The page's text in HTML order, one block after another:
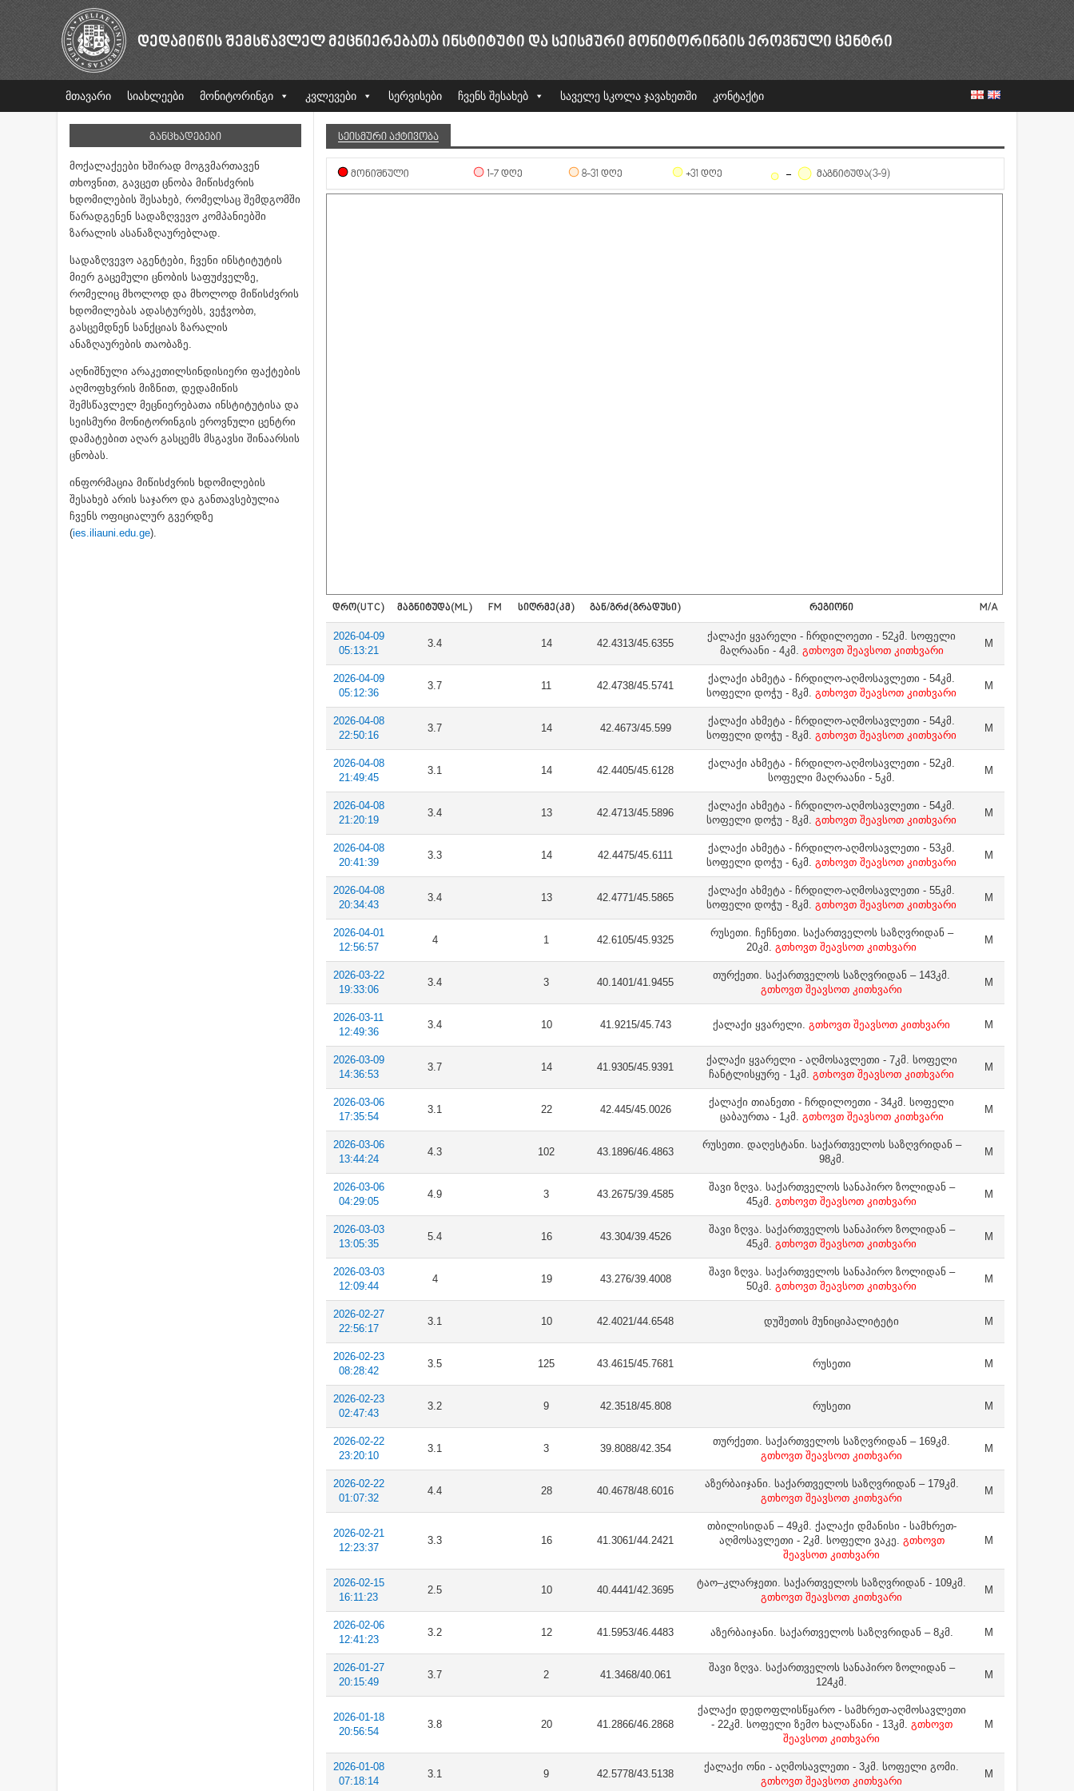
ᲓᲔᲓᲐᲛᲘᲬᲘᲡ ᲨᲔᲛᲡᲬᲐᲕᲚᲔᲚ ᲛᲔᲪᲜᲘᲔᲠᲔᲑᲐᲗᲐ ᲘᲜᲡᲢᲘᲢᲣᲢᲘ ᲓᲐ ᲡᲔᲘᲡᲛᲣᲠᲘ ᲛᲝᲜᲘᲢᲝᲠᲘᲜᲒᲘᲡ ᲔᲠᲝᲕᲜᲣᲚᲘ ᲪᲔᲜᲢᲠᲘ
მთავარი სიახლეები მონიტორინგი კვლევები სერვისები ჩვენს შესახებ საველე სკოლა ჯავახეთში კონტაქტი
ᲒᲐᲜᲪᲮᲐᲓᲔᲑᲔᲑᲘ
მოქალაქეები ხშირად მოგვმართავენ
თხოვნით, გავცეთ ცნობა მიწისძვრის
ხდომილების შესახებ, რომელსაც შემდგომში
წარადგენენ სადაზღვევო კომპანიებში
ზარალის ასანაზღაურებლად.
სადაზღვევო აგენტები, ჩვენი ინსტიტუტის
მიერ გაცემული ცნობის საფუძველზე,
რომელიც მხოლოდ და მხოლოდ მიწისძვრის
ხდომილებას ადასტურებს, ვეჭვობთ,
გასცემდნენ სანქციას ზარალის
ანაზღაურების თაობაზე.
აღნიშნული არაკეთილსინდისიერი ფაქტების
აღმოფხვრის მიზნით, დედამიწის
შემსწავლელ მეცნიერებათა ინსტიტუტისა და
სეისმური მონიტორინგის ეროვნული ცენტრი
დამატებით აღარ გასცემს მსგავსი შინაარსის
ცნობას.
ინფორმაცია მიწისძვრის ხდომილების
შესახებ არის საჯარო და განთავსებულია
ჩვენს ოფიციალურ გვერდზე
(ies.iliauni.edu.ge).
ᲡᲔᲘᲡᲛᲣᲠᲘ ᲐᲥᲢᲘᲕᲝᲑᲐ
ᲛᲝᲜᲘᲨᲜᲣᲚᲘ 1-7 ᲓᲦᲔ 8-31 ᲓᲦᲔ +31 ᲓᲦᲔ ᲛᲐᲒᲜᲘᲢᲣᲓᲐ(3-9)
ᲓᲠᲝ(UTC) ᲛᲐᲒᲜᲘᲢᲣᲓᲐ(ML) FM ᲡᲘᲦᲠᲛᲔ(ᲙᲛ) ᲒᲐᲜ/ᲒᲠᲫ(ᲒᲠᲐᲓᲣᲡᲘ) ᲠᲔᲒᲘᲝᲜᲘ M/A
2026-04-09
05:13:21
3.4 14 42.4313/45.6355
ქალაქი ყვარელი - ჩრდილოეთი - 52კმ. სოფელი
მაღრაანი - 4კმ. გთხოვთ შეავსოთ კითხვარი
M
2026-04-09
05:12:36
3.7 11 42.4738/45.5741
ქალაქი ახმეტა - ჩრდილო-აღმოსავლეთი - 54კმ.
სოფელი დოჭუ - 8კმ. გთხოვთ შეავსოთ კითხვარი
M
2026-04-08
22:50:16
3.7 14 42.4673/45.599
ქალაქი ახმეტა - ჩრდილო-აღმოსავლეთი - 54კმ.
სოფელი დოჭუ - 8კმ. გთხოვთ შეავსოთ კითხვარი
M
2026-04-08
21:49:45
3.1 14 42.4405/45.6128
ქალაქი ახმეტა - ჩრდილო-აღმოსავლეთი - 52კმ.
სოფელი მაღრაანი - 5კმ.
M
2026-04-08
21:20:19
3.4 13 42.4713/45.5896
ქალაქი ახმეტა - ჩრდილო-აღმოსავლეთი - 54კმ.
სოფელი დოჭუ - 8კმ. გთხოვთ შეავსოთ კითხვარი
M
2026-04-08
20:41:39
3.3 14 42.4475/45.6111
ქალაქი ახმეტა - ჩრდილო-აღმოსავლეთი - 53კმ.
სოფელი დოჭუ - 6კმ. გთხოვთ შეავსოთ კითხვარი
M
2026-04-08
20:34:43
3.4 13 42.4771/45.5865
ქალაქი ახმეტა - ჩრდილო-აღმოსავლეთი - 55კმ.
სოფელი დოჭუ - 8კმ. გთხოვთ შეავსოთ კითხვარი
M
2026-04-01
12:56:57
4 1 42.6105/45.9325
რუსეთი. ჩეჩნეთი. საქართველოს საზღვრიდან –
20კმ. გთხოვთ შეავსოთ კითხვარი
M
2026-03-22
19:33:06
3.4 3 40.1401/41.9455
თურქეთი. საქართველოს საზღვრიდან – 143კმ.
გთხოვთ შეავსოთ კითხვარი
M
2026-03-11
12:49:36
3.4 10 41.9215/45.743 ქალაქი ყვარელი. გთხოვთ შეავსოთ კითხვარი M
2026-03-09
14:36:53
3.7 14 41.9305/45.9391
ქალაქი ყვარელი - აღმოსავლეთი - 7კმ. სოფელი
ჩანტლისყურე - 1კმ. გთხოვთ შეავსოთ კითხვარი
M
2026-03-06
17:35:54
3.1 22 42.445/45.0026
ქალაქი თიანეთი - ჩრდილოეთი - 34კმ. სოფელი
ცაბაურთა - 1კმ. გთხოვთ შეავსოთ კითხვარი
M
2026-03-06
13:44:24
4.3 102 43.1896/46.4863
რუსეთი. დაღესტანი. საქართველოს საზღვრიდან –
98კმ.
M
2026-03-06
04:29:05
4.9 3 43.2675/39.4585
შავი ზღვა. საქართველოს სანაპირო ზოლიდან –
45კმ. გთხოვთ შეავსოთ კითხვარი
M
2026-03-03
13:05:35
5.4 16 43.304/39.4526
შავი ზღვა. საქართველოს სანაპირო ზოლიდან –
45კმ. გთხოვთ შეავსოთ კითხვარი
M
2026-03-03
12:09:44
4 19 43.276/39.4008
შავი ზღვა. საქართველოს სანაპირო ზოლიდან –
50კმ. გთხოვთ შეავსოთ კითხვარი
M
2026-02-27
22:56:17
3.1 10 42.4021/44.6548 დუშეთის მუნიციპალიტეტი M
2026-02-23
08:28:42
3.5 125 43.4615/45.7681 რუსეთი M
2026-02-23
02:47:43
3.2 9 42.3518/45.808 რუსეთი M
2026-02-22
23:20:10
3.1 3 39.8088/42.354
თურქეთი. საქართველოს საზღვრიდან – 169კმ.
გთხოვთ შეავსოთ კითხვარი
M
2026-02-22
01:07:32
4.4 28 40.4678/48.6016
აზერბაიჯანი. საქართველოს საზღვრიდან – 179კმ.
გთხოვთ შეავსოთ კითხვარი
M
2026-02-21
12:23:37
3.3 16 41.3061/44.2421
თბილისიდან – 49კმ. ქალაქი დმანისი - სამხრეთ-
აღმოსავლეთი - 2კმ. სოფელი ვაკე. გთხოვთ
შეავსოთ კითხვარი
M
2026-02-15
16:11:23
2.5 10 40.4441/42.3695
ტაო–კლარჯეთი. საქართველოს საზღვრიდან - 109კმ.
გთხოვთ შეავსოთ კითხვარი
M
2026-02-06
12:41:23
3.2 12 41.5953/46.4483 აზერბაიჯანი. საქართველოს საზღვრიდან – 8კმ. M
2026-01-27
20:15:49
3.7 2 41.3468/40.061
შავი ზღვა. საქართველოს სანაპირო ზოლიდან –
124კმ.
M
2026-01-18
20:56:54
3.8 20 41.2866/46.2868
ქალაქი დედოფლისწყარო - სამხრეთ-აღმოსავლეთი
- 22კმ. სოფელი ზემო ხალაწანი - 13კმ. გთხოვთ
შეავსოთ კითხვარი
M
2026-01-08
07:18:14
3.1 9 42.5778/43.5138
ქალაქი ონი - აღმოსავლეთი - 3კმ. სოფელი გომი.
გთხოვთ შეავსოთ კითხვარი
M